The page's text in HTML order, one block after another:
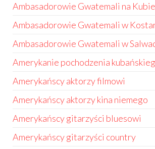
Ambasadorowie Gwatemali na Kubie
Ambasadorowie Gwatemali w
Ambasadorowie Gwatemali w
Amerykanie pochodzenia
Amerykańscy aktorzy filmowi
Amerykańscy aktorzy kina niemego
Amerykańscy gitarzyści bluesowi
Amerykańscy gitarzyści country